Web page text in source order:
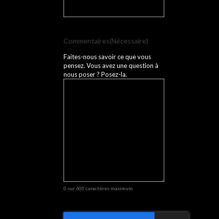
Commentaires(Nécessaire)
Faites-nous savoir ce que vous
pensez. Vous avez une question à
nous poser ? Posez-la.
0 sur 600 caractères maximum